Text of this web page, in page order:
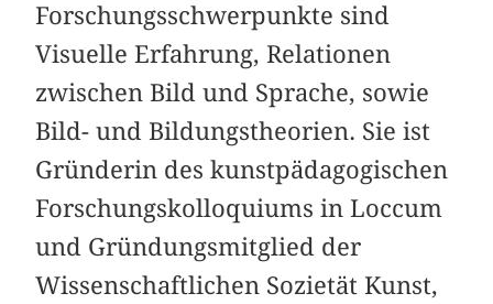
Forschungsschwerpunkte sind
Visuelle Erfahrung, Relationen
zwischen Bild und Sprache, sowie
Bild- und Bildungstheorien. Sie ist
Gründerin des kunstpädagogischen
Forschungskolloquiums in Loccum
und Gründungsmitglied der
Wissenschaftlichen Sozietät Kunst,